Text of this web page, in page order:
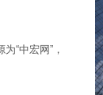
“中宏网”，